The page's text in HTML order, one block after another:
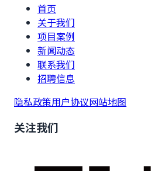
首页
关于我们
项目案例
新闻动态
联系我们
招聘信息
隐私政策用户协议网站地图
关注我们